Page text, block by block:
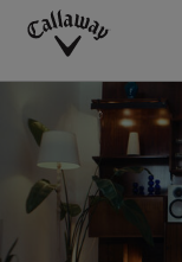
Callaway